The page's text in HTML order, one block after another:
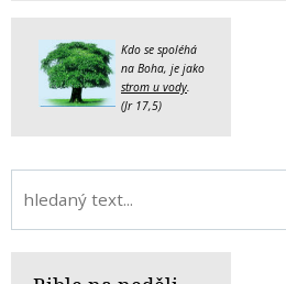
Kdo se spoléhá
na Boha, je jako
strom u vody
(Jr 17,5)